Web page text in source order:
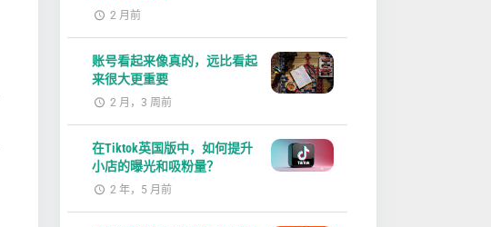
2 月前
账号看起来像真的，远比看起
来很大更重要
2 月，3 周前
在Tiktok英国版中，如何提升
小店的曝光和吸粉量？
2 年，5 月前